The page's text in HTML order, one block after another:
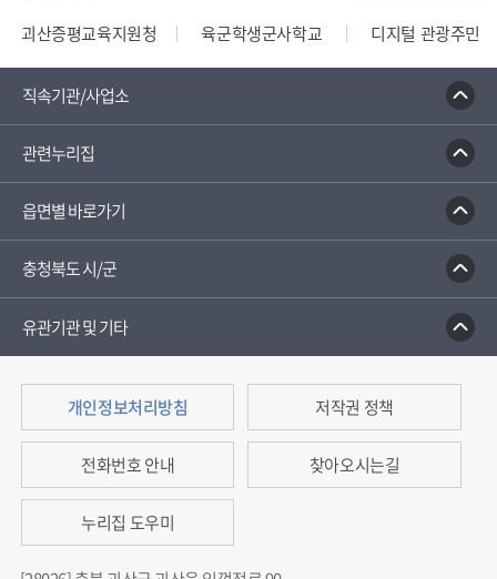
괴산증평교육지원청 육군학생군사학교
디지털 관광주민증
직속기관/사업소
관련누리집
읍면별 바로가기
충청북도 시/군
유관기관 및 기타
개인정보처리방침 저작권 정책
전화번호 안내 찾아오시는길
누리집 도우미